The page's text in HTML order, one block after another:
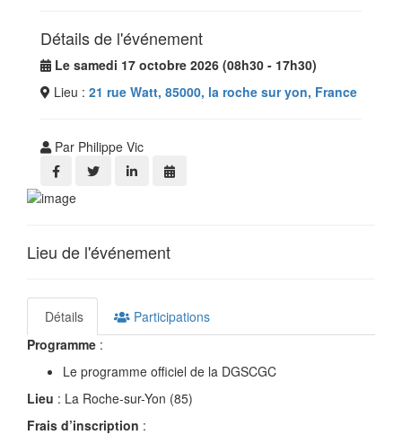
Détails de l'événement
Le samedi 17 octobre 2026 (08h30 - 17h30)
Lieu : 21 rue Watt, 85000, la roche sur yon, France
Par Philippe Vic
Lieu de l'événement
Détails
Participations
Programme :
Le programme officiel de la DGSCGC
Lieu : La Roche-sur-Yon (85)
Frais d’inscription :